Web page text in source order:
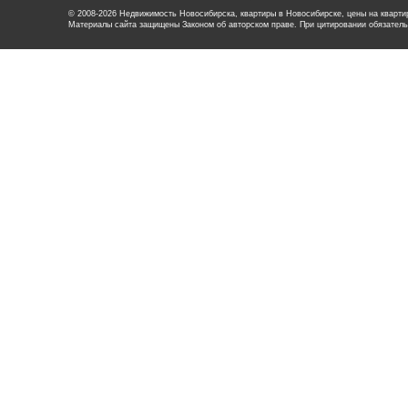
© 2008-2026 Недвижимость Новосибирска, квартиры в Новосибирске, цены на
Материалы сайта защищены Законом об авторском праве. При цитировании